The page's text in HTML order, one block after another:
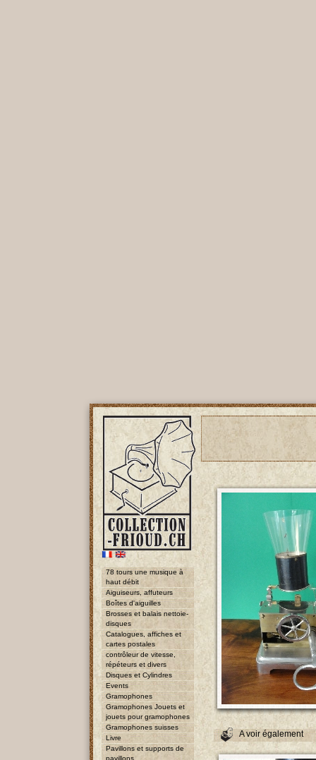
78 tours une musique à
haut débit
Aiguiseurs, affuteurs
Boîtes d'aiguilles
Brosses et balais nettoie-
disques
Catalogues, affiches et
cartes postales
contrôleur de vitesse,
répéteurs et divers
Disques et Cylindres
Events
Gramophones
Gramophones Jouets et
jouets pour gramophones
Gramophones suisses
Livre
Pavillons et supports de
pavillons
A voir également